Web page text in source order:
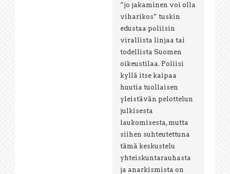
“jo jakaminen voi olla
viharikos” tuskin
edustaa poliisin
virallista linjaa tai
todellista Suomen
oikeustilaa. Poliisi
kyllä itse kaipaa
huutia tuollaisen
yleistävän pelottelun
julkisesta
laukomisesta, mutta
siihen suhteutettuna
tämä keskustelu
yhteiskuntarauhasta
ja anarkismista on